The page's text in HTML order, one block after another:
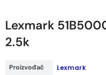
Lexmark
2.5k
Proizvođač Lexmark